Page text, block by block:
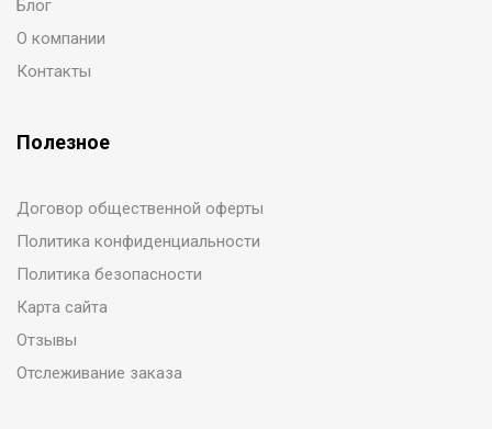
Блог
О компании
Контакты
Полезное
Договор общественной оферты
Политика конфиденциальности
Политика безопасности
Карта сайта
Отзывы
Отслеживание заказа